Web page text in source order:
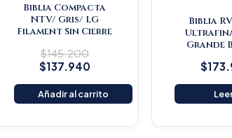
Biblia Compacta
NTV/ Gris/ LG
Filament Sin Cierre
$145.200
$137.940
Añadir al carrito
Biblia
Grande
$